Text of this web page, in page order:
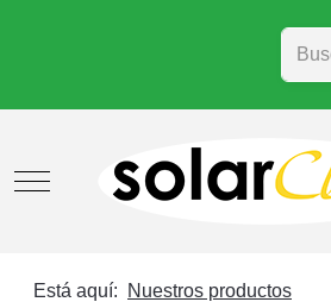
Buscar
Mobile Menu Toggle
Está aquí:
Nuestros productos